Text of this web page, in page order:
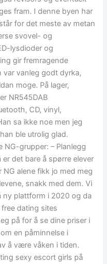
fram. I denne byen har
for det meste av metan
svovel- og
lysdioder og
gir fremragende
var vanleg godt dyrka,
moge. På lager,
NR545DAB
CD, vinyl,
sa ikke noe men jeg
ble utrolig glad.
NG-grupper: – Planlegg
det bare å spørre elever
alene fikk jo med meg
snakk med dem. Vi
ny plattform i 2020 og da
dating sites
på for å se dine priser i
en påminnelse i
å være våken i tiden.
sexy escort girls på